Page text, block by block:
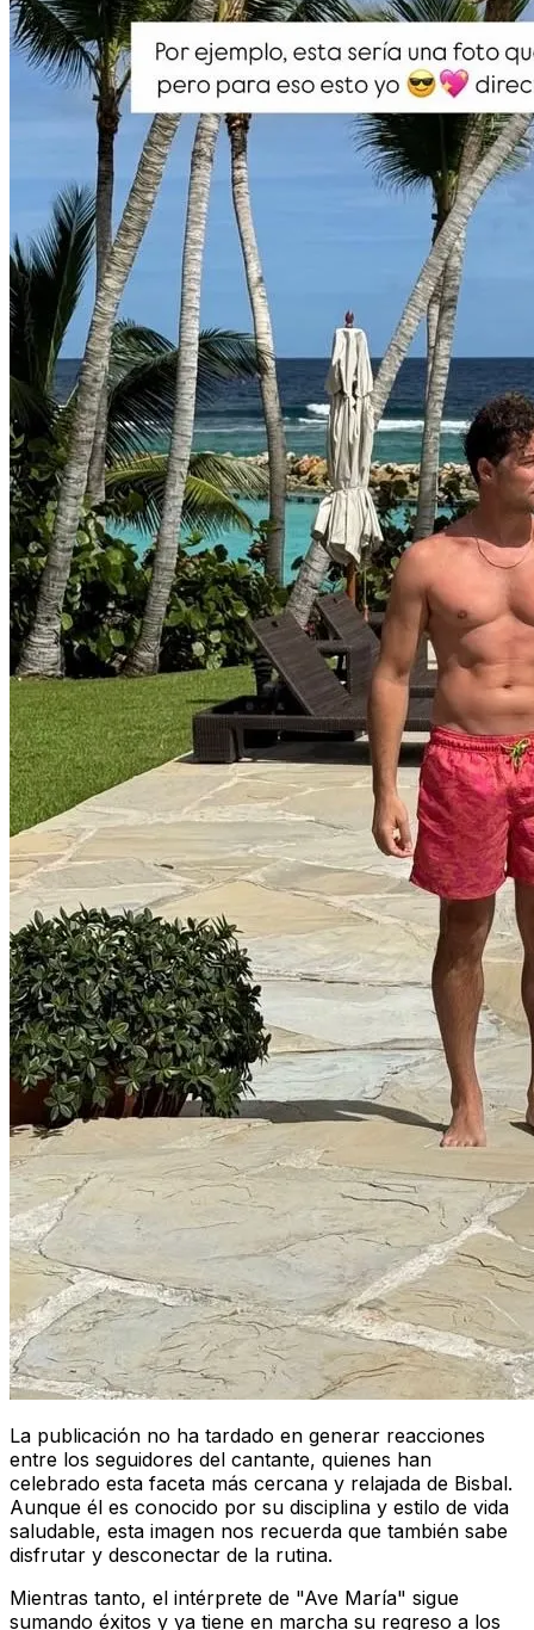
La publicación no ha tardado en generar reacciones
entre los seguidores del cantante, quienes han
celebrado esta faceta más cercana y relajada de Bisbal.
Aunque él es conocido por su disciplina y estilo de vida
saludable, esta imagen nos recuerda que también sabe
disfrutar y desconectar de la rutina.
Mientras tanto, el intérprete de "Ave María" sigue
sumando éxitos y ya tiene en marcha su regreso a los